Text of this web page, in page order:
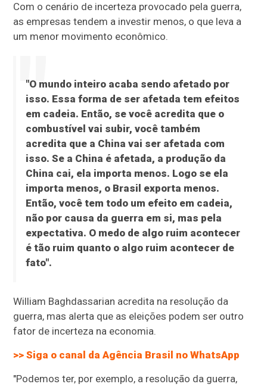
Com o cenário de incerteza provocado pela guerra,
as empresas tendem a investir menos, o que leva a
um menor movimento econômico.
"O mundo inteiro acaba sendo afetado por
isso. Essa forma de ser afetada tem efeitos
em cadeia. Então, se você acredita que o
combustível vai subir, você também
acredita que a China vai ser afetada com
isso. Se a China é afetada, a produção da
China cai, ela importa menos. Logo se ela
importa menos, o Brasil exporta menos.
Então, você tem todo um efeito em cadeia,
não por causa da guerra em si, mas pela
expectativa. O medo de algo ruim acontecer
é tão ruim quanto o algo ruim acontecer de
fato".
William Baghdassarian acredita na resolução da
guerra, mas alerta que as eleições podem ser outro
fator de incerteza na economia.
>> Siga o canal daAgência Brasil no WhatsApp
"Podemos ter, por exemplo, a resolução da guerra,